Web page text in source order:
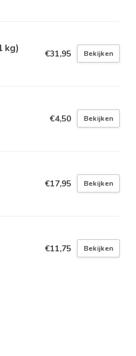
kg) €31,95 Bekijken
€4,50 Bekijken
€17,95 Bekijken
€11,75 Bekijken